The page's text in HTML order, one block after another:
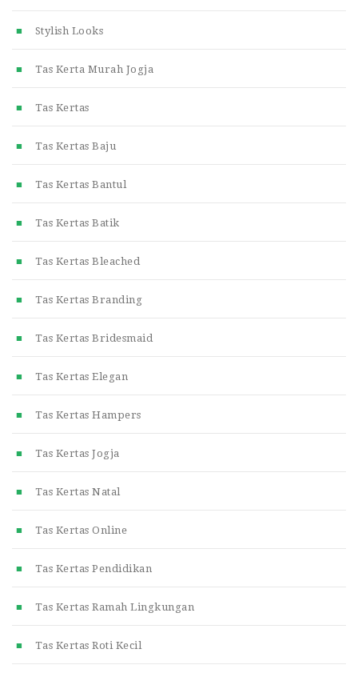
Stylish Looks
Tas Kerta Murah Jogja
Tas Kertas
Tas Kertas Baju
Tas Kertas Bantul
Tas Kertas Batik
Tas Kertas Bleached
Tas Kertas Branding
Tas Kertas Bridesmaid
Tas Kertas Elegan
Tas Kertas Hampers
Tas Kertas Jogja
Tas Kertas Natal
Tas Kertas Online
Tas Kertas Pendidikan
Tas Kertas Ramah Lingkungan
Tas Kertas Roti Kecil